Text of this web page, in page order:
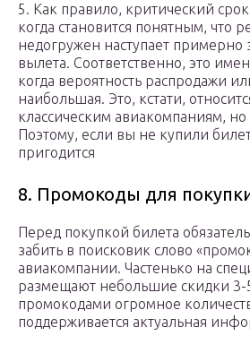
5. Как правило, критический
когда становится понятным, что
недогружен наступает примерно
вылета. Соответственно, это
когда вероятность распродажи
наибольшая. Это, кстати,
классическим авиакомпаниям, но
Поэтому, если вы не купили
пригодится
8. Промокоды для
Перед покупкой билета
забить в поисковик слово
авиакомпании. Частенько на
размещают небольшие скидки 3-
промокодами огромное
поддерживается актуальная